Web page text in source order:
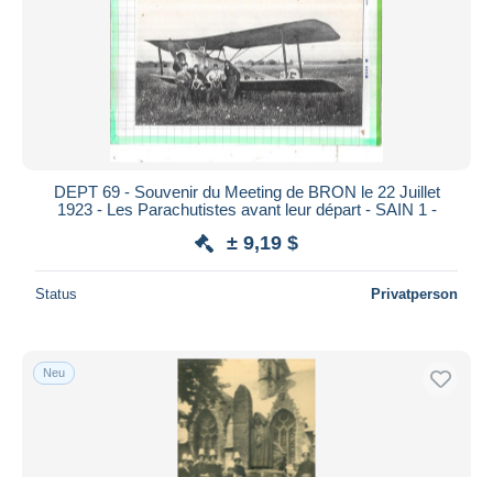
DEPT 69 - Souvenir du Meeting de BRON le 22 Juillet
1923 - Les Parachutistes avant leur départ - SAIN 1 -
± 9,19 $
Status Privatperson
Neu